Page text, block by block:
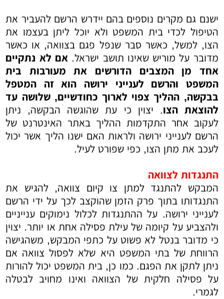
ישנם גם מקרים נוספים בהם יידרש הרשם להעביר את
הטיפול לכדי בית המשפט ולא יוכל ליתן בעצמו את
הצו, למשל, כאשר סבר שנפל פגם בצוואה, או כאשר
מדובר על מוריש שאינו תושב ישראל.אם לא נתקיים
אחד מן המצבים הדורשים את מעורבות בית
המשפט והרשם לענייני ירושה הוא זה המטפל
בבקשה, ההליך צפוי לארוך כחודשיים, שלושה עד
להוצאת הצו. יצוין כי עת שהוגשה הבקשה, ניתן
לעקוב אחר התקדמות ההליך באתר האינטרנט של
הרשם לענייני ירושה ולראות האם ישנו הליך אשר יכול
לעכב את מתן הצו, כפי שפורט לעיל.
התנגדות לצוואה
המבקש להתנגד למתן צו קיום צוואה, להגיש את
התנגדותו בתוך פרק הזמן שהוקצב לכך על ידי הרשם
לענייני ירושה. על ההתנגדות לכלול נימוקים ענייניים
ולהצביע על קיומה של עילת פסילה אחת או יותר. יצוין
כי מדובר בנטל לא פשוט על כתפי המבקש, משהגישה
הרווחת של בתי המשפט היא שלא לפסול צוואה אם
ניתן לתקן את הפגם. כמו כן, בית המשפט יכול להורות
על פסילה חלקית של הצוואה ואינו מחויב לבטלה
לגמרי.